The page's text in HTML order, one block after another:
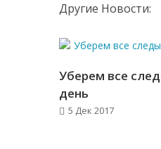
Другие Новости:
Уберем все
день
5 Дек 2017